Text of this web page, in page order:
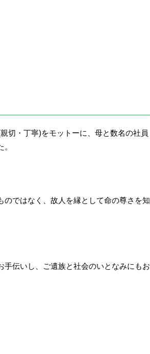
切・丁寧)をモットーに、母と数名の社員
のではなく、故人を縁として命の尊さを知
伝いし、ご遺族と社会のいとなみにもお